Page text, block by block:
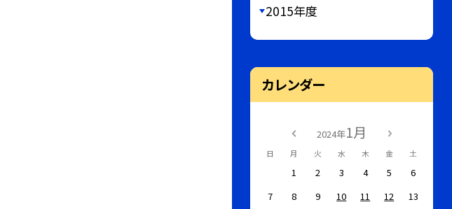
2015年度
カレンダー
2024年1月
日 月 火 水 木 金 土
1 2 3 4 5
6
7
8 9 10 11 12
13